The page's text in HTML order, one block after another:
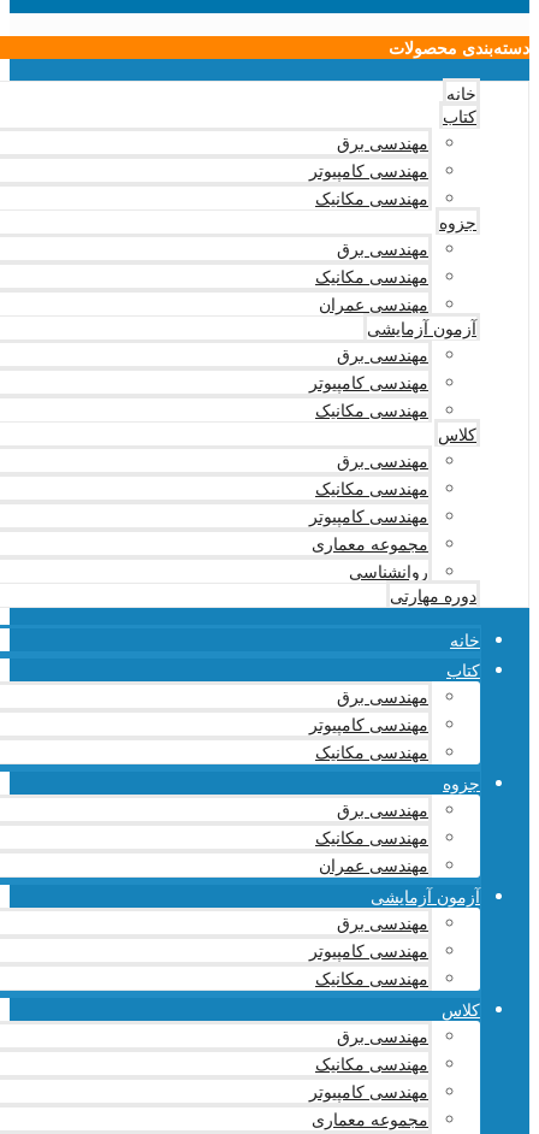
دسته‌بندی محصولات
خانه
کتاب
مهندسی برق
مهندسی کامپیوتر
مهندسی مکانیک
جزوه
مهندسی برق
مهندسی مکانیک
مهندسی عمران
آزمون آزمایشی
مهندسی برق
مهندسی کامپیوتر
مهندسی مکانیک
کلاس
مهندسی برق
مهندسی مکانیک
مهندسی کامپیوتر
مجموعه معماری
روانشناسی
دوره مهارتی
خانه
کتاب
مهندسی برق
مهندسی کامپیوتر
مهندسی مکانیک
جزوه
مهندسی برق
مهندسی مکانیک
مهندسی عمران
آزمون آزمایشی
مهندسی برق
مهندسی کامپیوتر
مهندسی مکانیک
کلاس
مهندسی برق
مهندسی مکانیک
مهندسی کامپیوتر
مجموعه معماری